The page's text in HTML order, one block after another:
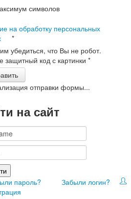
символов
на обработку персональных
*
убедиться, что Вы не робот.
защитный код с картинки*
отправки формы...
на сайт
пароль?
Забыли логин?